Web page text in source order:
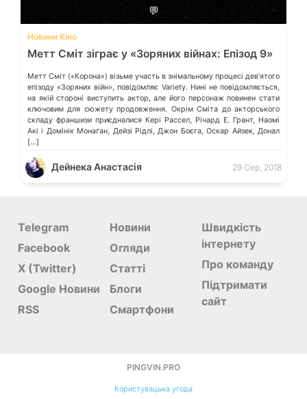
💬
Новини Кіно
Метт Сміт зіграє у «Зоряних війнах: Епізод 9»
Метт Сміт («Корона») візьме участь в знімальному процесі дев’ятого
епізоду «Зоряних війн», повідомляє Variety. Нині не повідомляється,
на якій стороні виступить актор, але його персонаж повинен стати
ключовим для сюжету продовження. Окрім Сміта до акторського
складу франшизи приєдналися Кері Рассел, Річард Е. Грант, Наомі
Акі і Домінік Монаґан, Дейзі Рідлі, Джон Боєга, Оскар Айзек, Донал
[…]
Дейнека Анастасiя 29 Сер, 2018
Telegram
Facebook
X (Twitter)
Google Новини
RSS
Новини
Огляди
Статті
Блоги
Смартфони
Швидкість
інтернету
Про команду
Підтримати
сайт
PINGVIN.PRO
Користувацька угода